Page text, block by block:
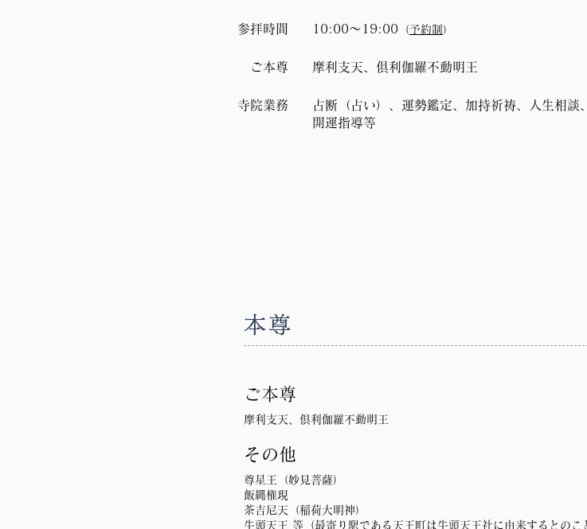
参拝時間
ご本尊
寺院業務
10:00～19:00 （予約制 ）
摩利支天、倶利伽羅不動明王
占断（占い）、運勢鑑定、加持祈祷、人生相談、
開運指導等
本尊
ご本尊
摩利支天、倶利伽羅不動明王
その他
尊星王（妙見菩薩）
飯縄権現
茶吉尼天（稲荷大明神）
牛頭天王 等（最寄り駅である天王町は牛頭天王社に由来するとのこ